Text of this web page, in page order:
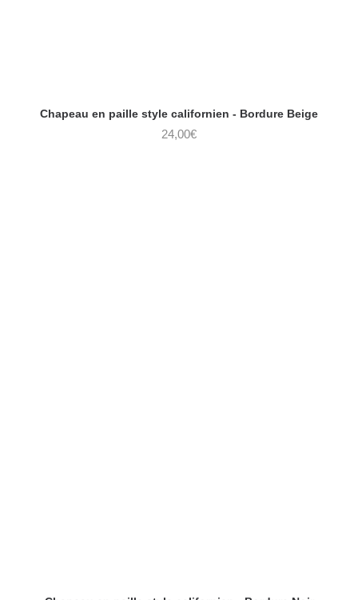
Chapeau en paille style californien - Bordure Beige
24,00€